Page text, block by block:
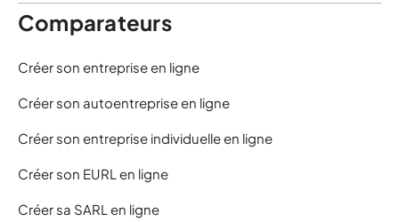
Comparateurs
Créer son entreprise en ligne
Créer son autoentreprise en ligne
Créer son entreprise individuelle en ligne
Créer son EURL en ligne
Créer sa SARL en ligne